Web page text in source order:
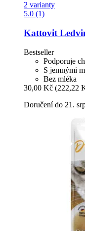
2 varianty
5.0 (1)
Kattovit
Bestseller
Podporuje
S jemnými
Bez mléka
30,00 Kč (222,22
Doručení do 21.